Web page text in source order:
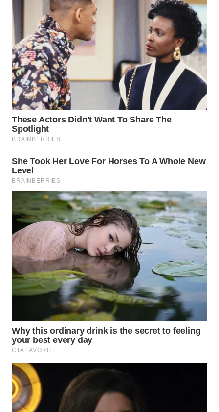
TENGAH
WN DELI
SERDANG
WN
TEBING
TINGGI
WN
PAKPAK
KARAWANG
WN
BEKASI
WN
BOGOR
WN
DEPOK
WN
WN
SAMOSIR
WN
PADANG
LAWAS